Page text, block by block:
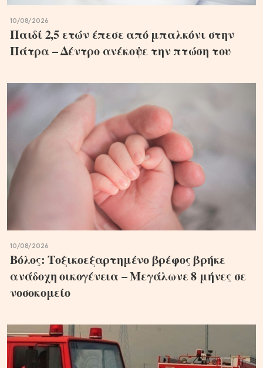
10/08/2026
Παιδί 2,5 ετών έπεσε από μπαλκόνι στην
Πάτρα – Δέντρο ανέκοψε την πτώση του
10/08/2026
Βόλος: Τοξικοεξαρτημένο βρέφος βρήκε
ανάδοχη οικογένεια – Μεγάλωνε 8 μήνες σε
νοσοκομείο